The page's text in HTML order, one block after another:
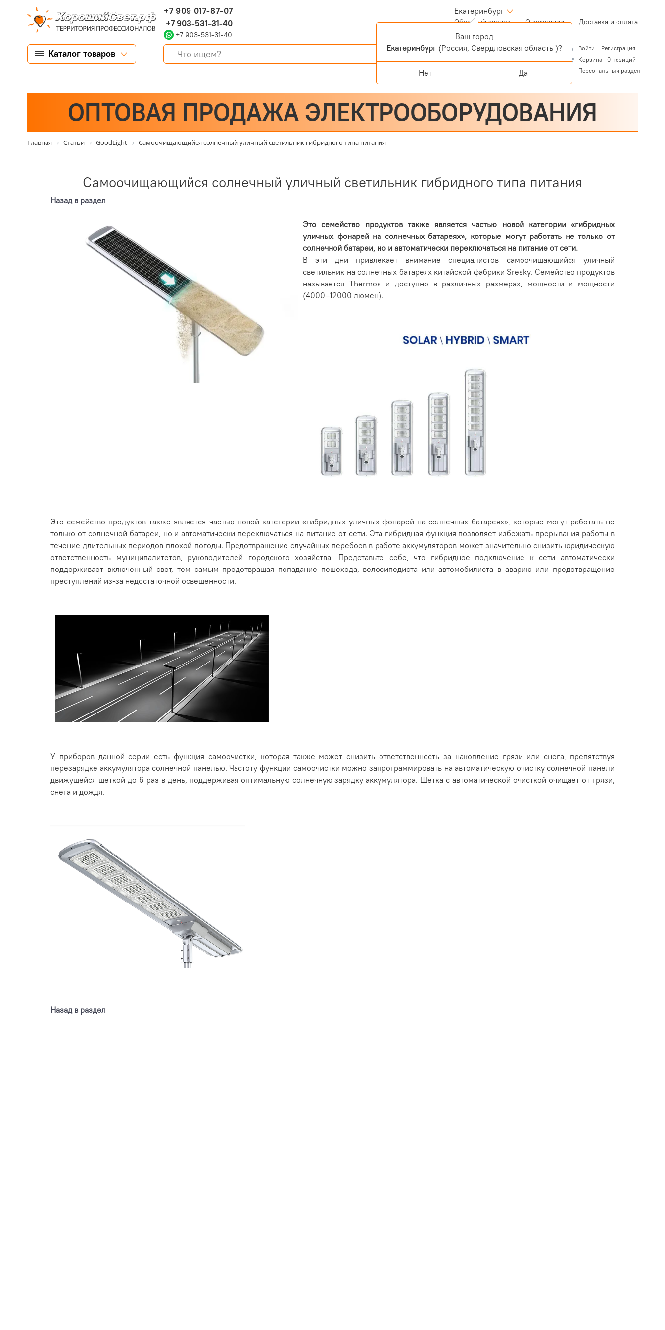
+7 909 017-87-07
+7 903-531-31-40
+7 903-531-31-40
Екатеринбург
Обратный звонок(current)О компании Доставка и оплата
Каталог товаров Войти
Регистрация
Корзина
0 позиций
Персональный раздел
ОПТОВАЯ ПРОДАЖА ЭЛЕКТРООБОРУДОВАНИЯ
Главная Статьи GoodLight Cамоочищающийся солнечный уличный светильник гибридного типа питания
Cамоочищающийся солнечный уличный светильник гибридного типа питания
Назад в раздел
Это семейство продуктов также является частью новой категории «гибридных
уличных фонарей на солнечных батареях», которые могут работать не только от
солнечной батареи, но и автоматически переключаться на питание от сети.
В эти дни привлекает внимание специалистов самоочищающийся уличный
светильник на солнечных батареях китайской фабрики Sresky. Семейство продуктов
называется Thermos и доступно в различных размерах, мощности и мощности
(4000–12000 люмен).
Это семейство продуктов также является частью новой категории «гибридных уличных фонарей на солнечных батареях», которые могут работать не
только от солнечной батареи, но и автоматически переключаться на питание от сети. Эта гибридная функция позволяет избежать прерывания работы в
течение длительных периодов плохой погоды. Предотвращение случайных перебоев в работе аккумуляторов может значительно снизить юридическую
ответственность муниципалитетов, руководителей городского хозяйства. Представьте себе, что гибридное подключение к сети автоматически
поддерживает включенный свет, тем самым предотвращая попадание пешехода, велосипедиста или автомобилиста в аварию или предотвращение
преступлений из-за недостаточной освещенности.
У приборов данной серии есть функция самоочистки, которая также может снизить ответственность за накопление грязи или снега, препятствуя
перезарядке аккумулятора солнечной панелью. Частоту функции самоочистки можно запрограммировать на автоматическую очистку солнечной панели
движущейся щеткой до 6 раз в день, поддерживая оптимальную солнечную зарядку аккумулятора. Щетка с автоматической очисткой очищает от грязи,
снега и дождя.
Назад в раздел
Ваш город
Екатеринбург(Россия, Свердловская область )?
Нет Да